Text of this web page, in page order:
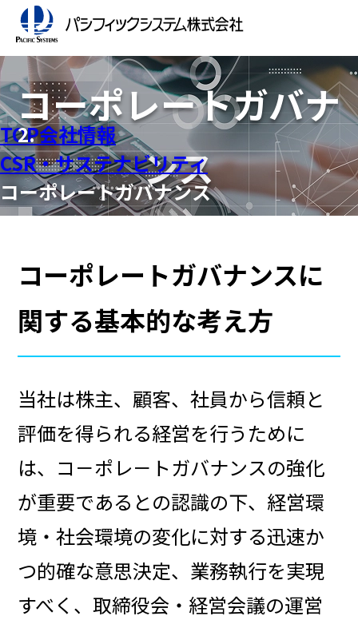
コーポレートガバナ
ンス
TOP会社情報
CSR・サステナビリティ
コーポレートガバナンス
コーポレートガバナンスに
関する基本的な考え方
当社は株主、顧客、社員から信頼と
評価を得られる経営を行うために
は、コ－ポレ－トガバナンスの強化
が重要であるとの認識の下、経営環
境・社会環境の変化に対する迅速か
つ的確な意思決定、業務執行を実現
すべく、取締役会・経営会議の運営